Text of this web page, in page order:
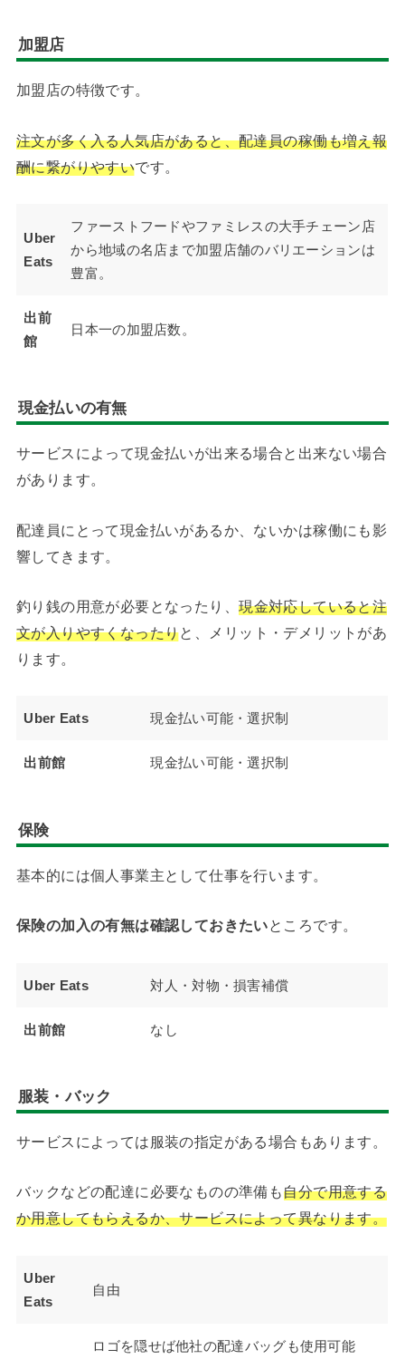
加盟店
加盟店の特徴です。
注文が多く入る人気店があると、配達員の稼働も増え報
酬に繋がりやすいです。
Uber
Eats
ファーストフードやファミレスの大手チェーン店
から地域の名店まで加盟店舗のバリエーションは
豊富。
出前
館
日本一の加盟店数。
現金払いの有無
サービスによって現金払いが出来る場合と出来ない場合
があります。
配達員にとって現金払いがあるか、ないかは稼働にも影
響してきます。
釣り銭の用意が必要となったり、現金対応していると注
文が入りやすくなったりと、メリット・デメリットがあ
ります。
Uber Eats 現金払い可能・選択制
出前館 現金払い可能・選択制
保険
基本的には個人事業主として仕事を行います。
保険の加入の有無は確認しておきたいところです。
Uber Eats 対人・対物・損害補償
出前館 なし
服装・バック
サービスによっては服装の指定がある場合もあります。
バックなどの配達に必要なものの準備も自分で用意する
か用意してもらえるか、サービスによって異なります。
Uber
Eats
自由
ロゴを隠せば他社の配達バッグも使用可能